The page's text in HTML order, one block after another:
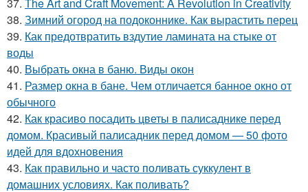
38. Зимний огород на подоконнике. Как вырастить перец
39. Как предотвратить вздутие ламината на стыке от
воды
40. Выбрать окна в баню. Виды окон
41. Размер окна в бане. Чем отличается банное окно от
обычного
42. Как красиво посадить цветы в палисаднике перед
домом. Красивый палисадник перед домом — 50 фото
идей для вдохновения
43. Как правильно и часто поливать суккулент в
домашних условиях. Как поливать?